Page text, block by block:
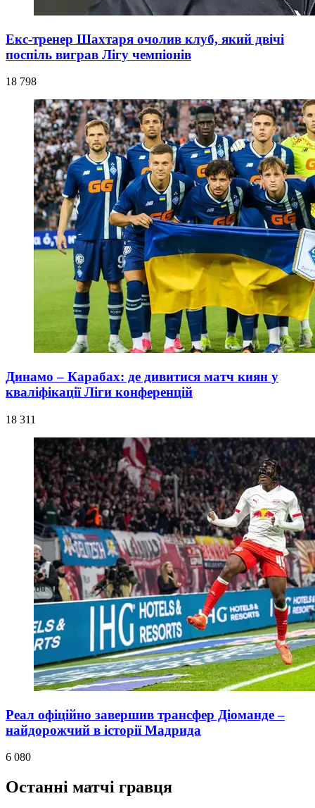
Екс-тренер Шахтаря очолив клуб, який двічі
поспіль виграв Лігу чемпіонів
18 798
Динамо – Карабах: де дивитися матч киян у
кваліфікації Ліги конференцій
18 311
Реал офіційно завершив трансфер Діоманде –
найдорожчий в історії Мадрида
6 080
Останні матчі гравця